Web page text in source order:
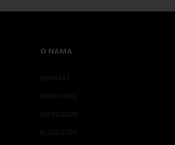
O NAMA
KONTAKT
MARKETING
IMPRESSUM
NJUZLETER